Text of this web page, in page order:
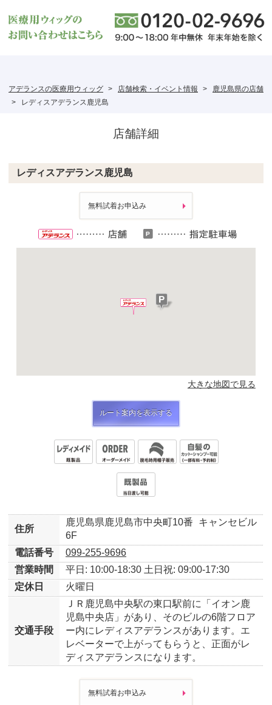
アデランスの医療用ウィッグ 店舗検索・イベント情報
鹿児島県の店舗
レディスアデランス鹿児島
店舗詳細
レディスアデランス鹿児島
無料試着お申込み
大きな地図で見る
ルート案内を表示する
住所
鹿児島県鹿児島市中央町10番
キャンセビル
6F
電話番号
099-255-9696
営業時間
平日: 10:00-18:30 土日祝: 09:00-17:30
定休日
火曜日
交通手段
ＪＲ鹿児島中央駅の東口駅前に「イオン鹿
児島中央店」があり、そのビルの6階フロア
ー内にレディスアデランスがあります。エ
レベーターで上がってもらうと、正面がレ
ディスアデランスになります。
無料試着お申込み